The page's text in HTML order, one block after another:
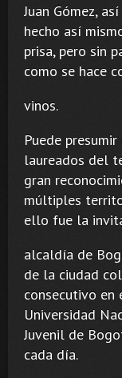
Juan Gómez,
hecho así
prisa, pero sin
como se hace
vinos.
Puede
laureados del
gran
múltiples
ello fue la
alcaldía de
de la ciudad
consecutivo
Universidad
Juvenil de
cada día.